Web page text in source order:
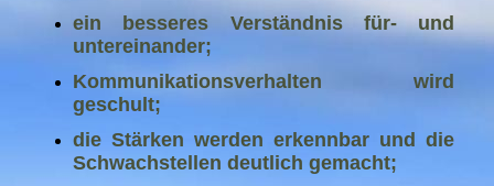
ein besseres Verständnis für- und
untereinander;
Kommunikationsverhalten wird
geschult;
die Stärken werden erkennbar und die
Schwachstellen deutlich gemacht;